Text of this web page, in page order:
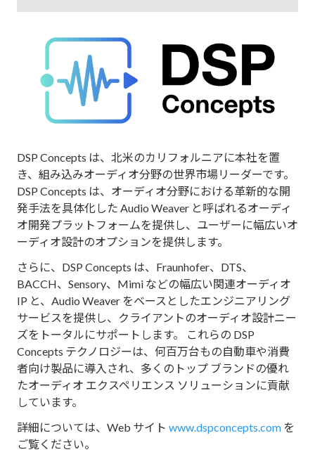
DSP Concepts は、北米のカリフォルニアに本社を置
き、組み込みオーディオ分野の世界市場リーダーです。
DSP Concepts は、オーディオ分野における革新的な開
発手法を具体化した Audio Weaver と呼ばれるオーディ
オ開発プラットフォームを提供し、ユーザーに幅広いオ
ーディオ設計のオプションを提供します。
さらに、DSP Concepts は、Fraunhofer、DTS、
BACCH、Sensory、Mimi などの幅広い関連オーディオ
IP と、Audio Weaver をベースとしたエンジニアリング
サービスを提供し、クライアントのオーディオ設計ニー
ズをトータルにサポートします。 これらの DSP
Concepts テクノロジーは、何百万台もの自動車や消費
者向け製品に導入され、多くのトップ ブランドの優れ
たオーディオ エクスペリエンス ソリューションに貢献
しています。
詳細については、Web サイト www.dspconcepts.com を
ご覧ください。